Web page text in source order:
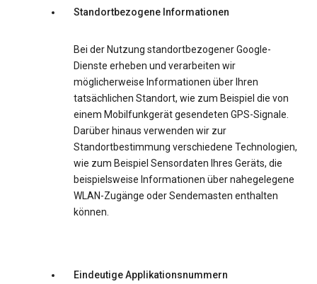
Standortbezogene Informationen
Bei der Nutzung standortbezogener Google-
Dienste erheben und verarbeiten wir
möglicherweise Informationen über Ihren
tatsächlichen Standort, wie zum Beispiel die von
einem Mobilfunkgerät gesendeten GPS-Signale.
Darüber hinaus verwenden wir zur
Standortbestimmung verschiedene Technologien,
wie zum Beispiel Sensordaten Ihres Geräts, die
beispielsweise Informationen über nahegelegene
WLAN-Zugänge oder Sendemasten enthalten
können.
Eindeutige Applikationsnummern